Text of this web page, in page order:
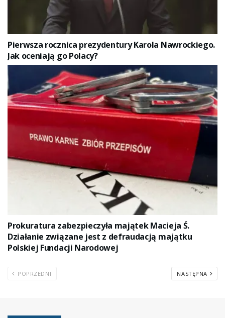
Pierwsza rocznica prezydentury Karola Nawrockiego.
Jak oceniają go Polacy?
Prokuratura zabezpieczyła majątek Macieja Ś.
Działanie związane jest z defraudacją majątku
Polskiej Fundacji Narodowej
POPRZEDNI NASTĘPNA